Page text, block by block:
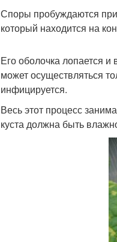
Споры пробуждаются
который находится на
Его оболочка лопается
может осуществляться
инфицируется.
Весь этот процесс
куста должна быть